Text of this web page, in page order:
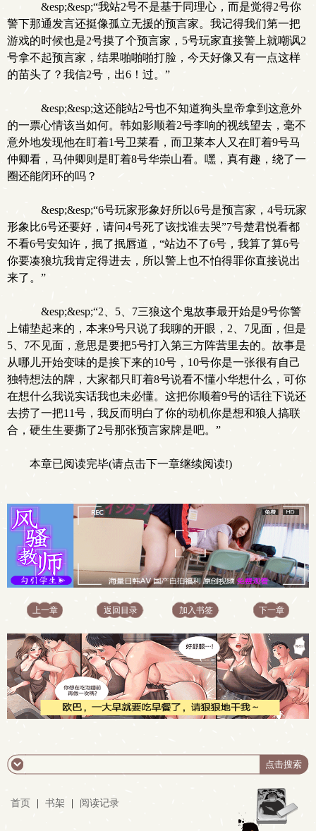
&esp;&esp;“我站2号不是基于同理心，而是觉得2号你
警下那通发言还挺像孤立无援的预言家。我记得我们第一把
游戏的时候也是2号摸了个预言家，5号玩家直接警上就嘲讽2
号拿不起预言家，结果啪啪啪打脸，今天好像又有一点这样
的苗头了？我信2号，出6！过。”
&esp;&esp;这还能站2号也不知道狗头皇帝拿到这意外
的一票心情该当如何。韩如影顺着2号李响的视线望去，毫不
意外地发现他在盯着1号卫莱看，而卫莱本人又在盯着9号马
仲卿看，马仲卿则是盯着8号华崇山看。嘿，真有趣，绕了一
圈还能闭环的吗？
&esp;&esp;“6号玩家形象好所以6号是预言家，4号玩家
形象比6号还要好，请问4号死了该找谁去哭”7号楚君悦看都
不看6号安知许，抿了抿唇道，“站边不了6号，我算了算6号
你要凑狼坑我肯定得进去，所以警上也不怕得罪你直接说出
来了。”
&esp;&esp;“2、5、7三狼这个鬼故事最开始是9号你警
上铺垫起来的，本来9号只说了我聊的开眼，2、7见面，但是
5、7不见面，意思是要把5号打入第三方阵营里去的。故事是
从哪儿开始变味的是挨下来的10号，10号你是一张很有自己
独特想法的牌，大家都只盯着8号说看不懂小华想什么，可你
在想什么我说实话我也未必懂。这把你顺着9号的话往下说还
去捞了一把11号，我反而明白了你的动机你是想和狼人搞联
合，硬生生要撕了2号那张预言家牌是吧。”
本章已阅读完毕(请点击下一章继续阅读!)
上一章 返回目录 加入书签 下一章
首页 书架 阅读记录